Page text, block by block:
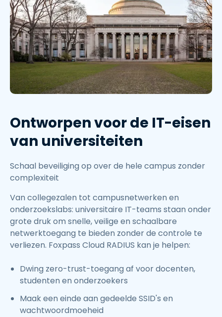
Ontworpen voor de IT-eisen
van universiteiten
Schaal beveiliging op over de hele campus zonder
complexiteit
Van collegezalen tot campusnetwerken en
onderzoekslabs: universitaire IT-teams staan onder
grote druk om snelle, veilige en schaalbare
netwerktoegang te bieden zonder de controle te
verliezen. Foxpass Cloud RADIUS kan je helpen:
Dwing zero-trust-toegang af voor docenten,
studenten en onderzoekers
Maak een einde aan gedeelde SSID's en
wachtwoordmoeheid